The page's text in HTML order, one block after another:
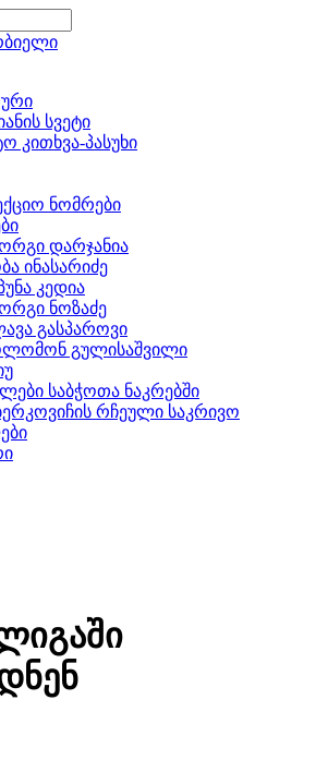
სვეტი
კითხვა-პასუხი
ნომრები
დარჯანია
ინასარიძე
კედია
ნოზაძე
გასპაროვი
გულისაშვილი
საბჭოთა ნაკრებში
რჩეული საკრივო